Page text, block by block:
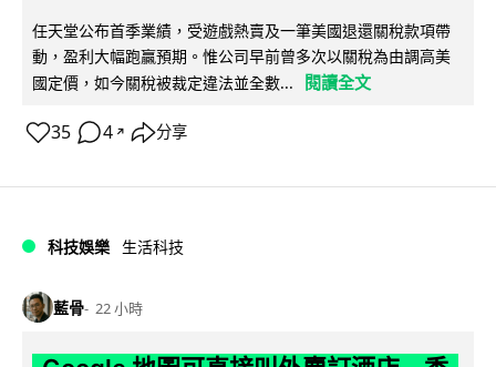
任天堂公布首季業績，受遊戲熱賣及一筆美國退還關稅款項帶
動，盈利大幅跑贏預期。惟公司早前曾多次以關稅為由調高美
國定價，如今關稅被裁定違法並全數...
閱讀全文
35 4 ↗ 分享
科技娛樂 生活科技
藍骨 22 小時